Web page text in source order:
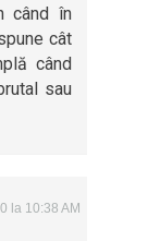
când în
cât
când
sau
la 10:38 AM